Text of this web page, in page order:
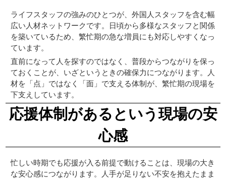
ライフスタッフの強みのひとつが、外国人スタッフを含む幅
広い人材ネットワークです。日頃から多様なスタッフと関係
を築いているため、繁忙期の急な増員にも対応しやすくなっ
ています。
直前になって人を探すのではなく、普段からつながりを保っ
ておくことが、いざというときの確保力につながります。人
材を「点」ではなく「面」で支える体制が、繁忙期の現場を
下支えしています。
応援体制があるという現場の安
心感
忙しい時期でも応援が入る前提で動けることは、現場の大き
な安心感につながります。人手が足りない不安を抱えたまま